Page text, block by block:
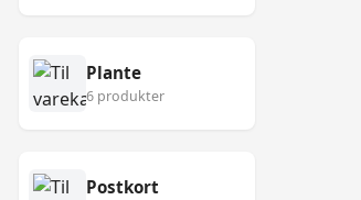
Plante
6 produkter
Postkort